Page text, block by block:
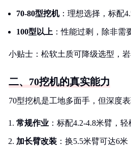
70-80型挖机：理想选择，标配
100型以上 ：性能过剩，除非需
小贴士：松软土质可降级选型，岩
二、70挖机的真实能力
70型挖机是工地多面手，但深度表
常规作业 ：标配4.2-4.8米臂，
加长臂改装 ：换5.5米臂可达6